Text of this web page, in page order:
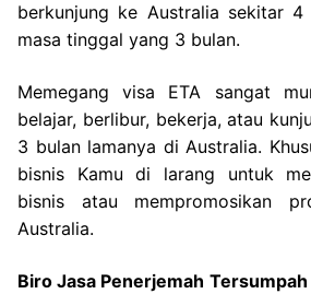
berkunjung ke Australia sekitar
masa tinggal yang 3 bulan.
Memegang visa ETA sangat
belajar, berlibur, bekerja, atau
3 bulan lamanya di Australia.
bisnis Kamu di larang untuk
bisnis atau mempromosikan
Australia.
Biro Jasa Penerjemah